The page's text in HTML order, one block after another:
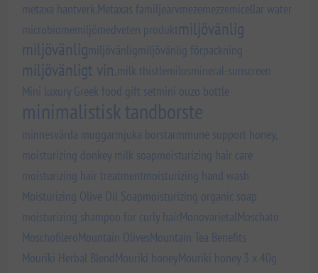
metaxa hantverk.Metaxas familjearvmezemezzemicellar water
microbiomemiljömedveten produktmiljövänlig
miljövänligmiljövänligmiljövänlig förpackning
miljövänligt vin.milk thistlemilosmineral-sunscreen
Mini luxury Greek food gift setmini ouzo bottle
minimalistisk tandborste
minnesvärda muggarmjuka borstarmmune support honey,
moisturizing donkey milk soapmoisturizing hair care
moisturizing hair treatmentmoisturizing hand wash
Moisturizing Olive Oil Soapmoisturizing organic soap
moisturizing shampoo for curly hairMonovarietalMoschato
MoschofileroMountain OlivesMountain Tea Benefits
Mouriki Herbal BlendMouriki honeyMouriki honey 3 x 40g